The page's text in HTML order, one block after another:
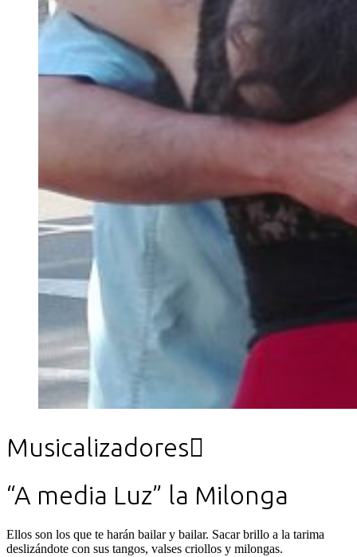
Musicalizadores
“A media Luz” la Milonga
Ellos son los que te harán bailar y bailar. Sacar brillo a la tarima
deslizándote con sus tangos, valses criollos y milongas.